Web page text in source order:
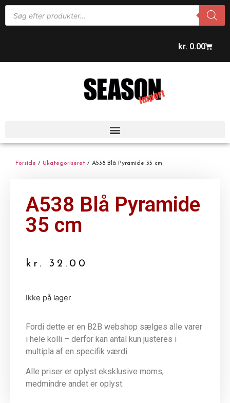
kr. 0.00
Forside / Ukategoriseret / A538 Blå Pyramide 35 cm
A538 Blå Pyramide
35 cm
kr. 32.00
Ikke på lager
Fordi dette er en B2B webshop sælges alle varer
i hele kolli – derfor kan antal kun justeres i
multipla af en specifik værdi.
Alle priser er oplyst eksklusive moms,
medmindre andet er oplyst.